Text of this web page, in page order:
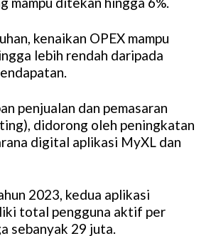
kenaikan OPEX mampu
lebih rendah daripada
penjualan dan pemasaran
didorong oleh peningkatan
digital aplikasi MyXL dan
2023, kedua aplikasi
total pengguna aktif per
sebanyak 29 juta.